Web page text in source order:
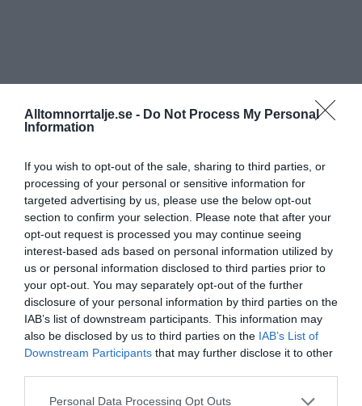
Alltomnorrtalje.se - Do Not Process My Personal
Information
If you wish to opt-out of the sale, sharing to third parties, or
processing of your personal or sensitive information for
targeted advertising by us, please use the below opt-out
section to confirm your selection. Please note that after your
opt-out request is processed you may continue seeing
interest-based ads based on personal information utilized by
us or personal information disclosed to third parties prior to
your opt-out. You may separately opt-out of the further
disclosure of your personal information by third parties on the
IAB’s list of downstream participants. This information may
also be disclosed by us to third parties on the IAB’s List of
Downstream Participants that may further disclose it to other
Personal Data Processing Opt Outs